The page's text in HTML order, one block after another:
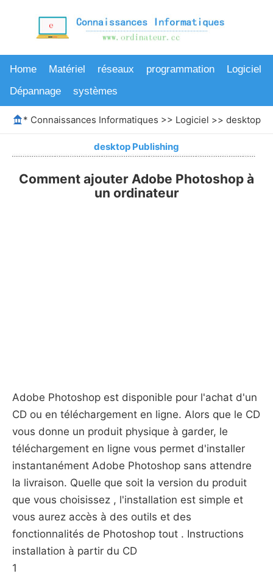
Home Matériel réseaux programmation
Logiciel
Dépannage
systèmes
* Connaissances Informatiques >> Logiciel >> desktop
desktop Publishing
Comment ajouter Adobe Photoshop à
un ordinateur
Adobe Photoshop est disponible pour l'achat d'un
CD ou en téléchargement en ligne. Alors que le CD
vous donne un produit physique à garder, le
téléchargement en ligne vous permet d'installer
instantanément Adobe Photoshop sans attendre
la livraison. Quelle que soit la version du produit
que vous choisissez , l'installation est simple et
vous aurez accès à des outils et des
fonctionnalités de Photoshop tout . Instructions
installation à partir du CD
1